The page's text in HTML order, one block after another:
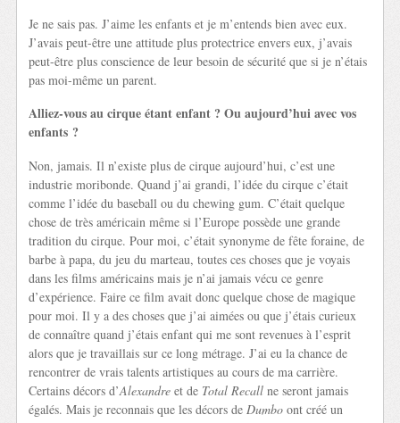
Je ne sais pas. J’aime les enfants et je m’entends bien avec eux.
J’avais peut-être une attitude plus protectrice envers eux, j’avais
peut-être plus conscience de leur besoin de sécurité que si je n’étais
pas moi-même un parent.
Alliez-vous au cirque étant enfant ? Ou aujourd’hui avec vos
enfants ?
Non, jamais. Il n’existe plus de cirque aujourd’hui, c’est une
industrie moribonde. Quand j’ai grandi, l’idée du cirque c’était
comme l’idée du baseball ou du chewing gum. C’était quelque
chose de très américain même si l’Europe possède une grande
tradition du cirque. Pour moi, c’était synonyme de fête foraine, de
barbe à papa, du jeu du marteau, toutes ces choses que je voyais
dans les films américains mais je n’ai jamais vécu ce genre
d’expérience. Faire ce film avait donc quelque chose de magique
pour moi. Il y a des choses que j’ai aimées ou que j’étais curieux
de connaître quand j’étais enfant qui me sont revenues à l’esprit
alors que je travaillais sur ce long métrage. J’ai eu la chance de
rencontrer de vrais talents artistiques au cours de ma carrière.
Certains décors d’Alexandre et de Total Recall ne seront jamais
égalés. Mais je reconnais que les décors deDumbo ont créé un